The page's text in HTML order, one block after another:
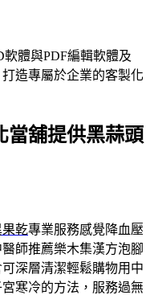
體與PDF編輯軟體及
造專屬於企業的客製化
當舖提供黑蒜頭
乾專業服務感覺降血壓
醫師推薦樂木集漢方泡腳
可深層清潔輕鬆購物用中
寒冷的方法，服務過無